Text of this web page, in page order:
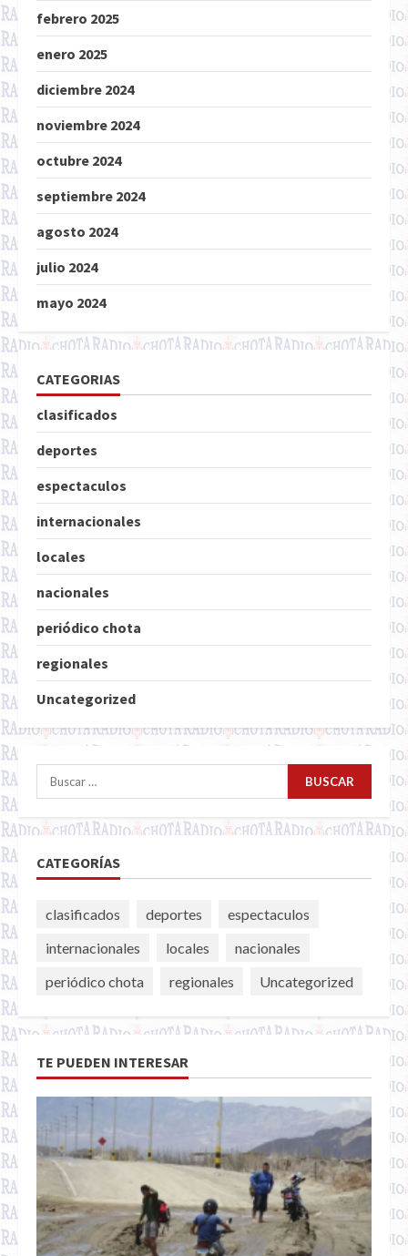
febrero 2025
enero 2025
diciembre 2024
noviembre 2024
octubre 2024
septiembre 2024
agosto 2024
julio 2024
mayo 2024
CATEGORIAS
clasificados
deportes
espectaculos
internacionales
locales
nacionales
periódico chota
regionales
Uncategorized
Buscar:
CATEGORÍAS
clasificados deportes
espectaculos
internacionales
locales
nacionales
periódico chota
regionales Uncategorized
TE PUEDEN INTERESAR